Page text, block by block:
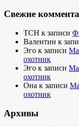
Свежие
TCH к записи
Валентин к
Эго к записи
охотник
Эго к записи
охотник
Она к записи
охотник
Архивы